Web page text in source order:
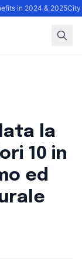
in 2024 & 2025City
la
10 in
ed